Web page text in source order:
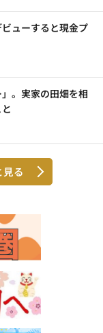
ューすると現金プ
。実家の田畑を相
る